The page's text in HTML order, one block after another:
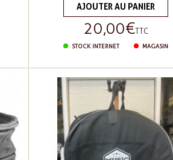
AJOUTER AU PANIER
Prix
20,00 €TTC
STOCK INTERNET MAGASIN